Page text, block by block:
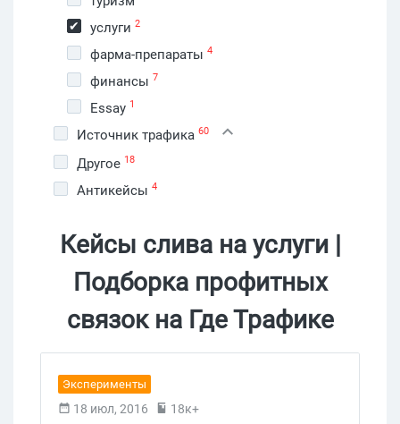
услуги 2
фарма-препараты 4
финансы 7
Essay 1
Источник трафика 60
Другое 18
Антикейсы 4
Кейсы слива на услуги |
Подборка профитных
связок на Где Трафике
Эксперименты
18 июл, 2016 18к+